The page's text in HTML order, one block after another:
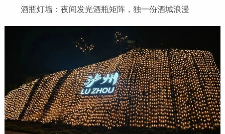
酒瓶灯墙：夜间发光酒瓶矩阵，独一份酒城浪漫